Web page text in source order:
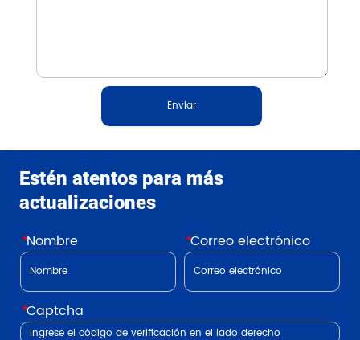
Enviar
Estén atentos para más
actualizaciones
*Nombre *Correo electrónico
*Captcha